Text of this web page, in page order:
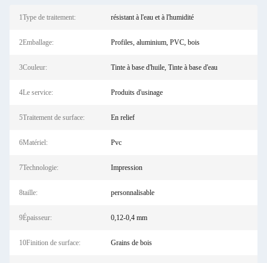
1Type de traitement: résistant à l'eau et à l'humidité
2Emballage: Profiles, aluminium, PVC, bois
3Couleur: Tinte à base d'huile, Tinte à base d'eau
4Le service: Produits d'usinage
5Traitement de surface: En relief
6Matériel: Pvc
7Technologie: Impression
8taille: personnalisable
9Épaisseur: 0,12-0,4 mm
10Finition de surface: Grains de bois